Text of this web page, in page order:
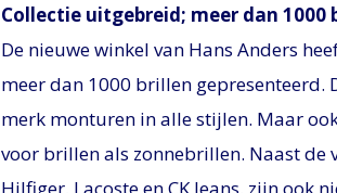
Collectie uitgebreid; meer dan 1000
De nieuwe winkel van Hans Anders
meer dan 1000 brillen gepresenteerd.
merk monturen in alle stijlen. Maar
voor brillen als zonnebrillen. Naast de